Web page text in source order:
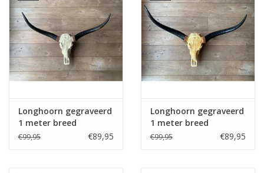
Tuinmeubels en deco
Beelden
Fake plants
Kisten
Longhoorn gegraveerd
1 meter breed
€99,95 €89,95
Longhoorn gegraveerd
1 meter breed
€99,95 €89,95